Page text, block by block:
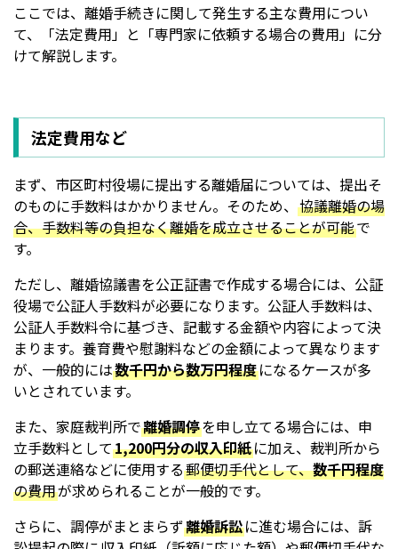
ここでは、離婚手続きに関して発生する主な費用につい
て、「法定費用」と「専門家に依頼する場合の費用」に分
けて解説します。
法定費用など
まず、市区町村役場に提出する離婚届については、提出そ
のものに手数料はかかりません。そのため、 協議離婚の場
合、手数料等の負担なく離婚を成立させることが可能で
す。
ただし、離婚協議書を公正証書で作成する場合には、公証
役場で公証人手数料が必要になります。公証人手数料は、
公証人手数料令に基づき、記載する金額や内容によって決
まります。養育費や慰謝料などの金額によって異なります
が、一般的には数千円から数万円程度になるケースが多
いとされています。
また、家庭裁判所で離婚調停を申し立てる場合には、申
立手数料として1,200円分の収入印紙に加え、裁判所から
の郵送連絡などに使用する郵便切手代として、数千円程度
の費用が求められることが一般的です。
さらに、調停がまとまらず離婚訴訟に進む場合には、訴